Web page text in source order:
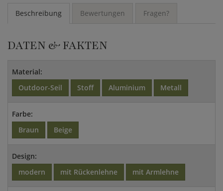
Beschreibung Bewertungen Fragen?
DATEN & FAKTEN
Material:
Outdoor-Seil
Stoff Aluminium Metall
Farbe:
Braun
Beige
Design:
modern
mit Rückenlehne mit Armlehne